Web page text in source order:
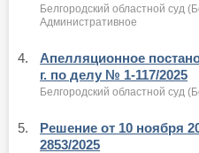
Белгородский областной суд
Административное
4.
Апелляционное
г. по делу № 1-117/2025
Белгородский областной суд
5.
Решение от 10 ноября
2853/2025